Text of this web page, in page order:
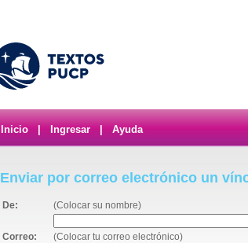
Inicio Ingresar Ayuda
Enviar por correo electrónico un
De: (Colocar su nombre)
Correo: (Colocar tu correo electrónico)